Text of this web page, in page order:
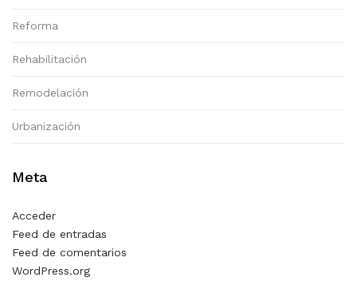
Reforma
Rehabilitación
Remodelación
Urbanización
Meta
Acceder
Feed de entradas
Feed de comentarios
WordPress.org